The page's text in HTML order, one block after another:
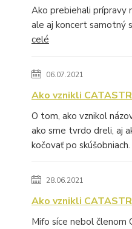
Ako prebiehali prípravy
ale aj koncert samotný
celé
06.07.2021
Ako vznikli
O tom, ako vznikol
ako sme tvrdo dreli, aj
kočovať po skúšobniach.
28.06.2021
Ako vznikli
Mifo síce nebol členom